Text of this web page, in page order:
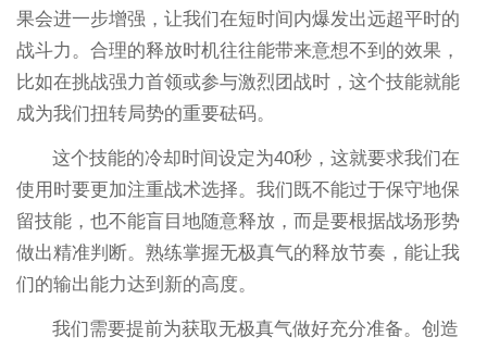
果会进一步增强，让我们在短时间内爆发出远超平时的
战斗力。合理的释放时机往往能带来意想不到的效果，
比如在挑战强力首领或参与激烈团战时，这个技能就能
成为我们扭转局势的重要砝码。
这个技能的冷却时间设定为40秒，这就要求我们在
使用时要更加注重战术选择。我们既不能过于保守地保
留技能，也不能盲目地随意释放，而是要根据战场形势
做出精准判断。熟练掌握无极真气的释放节奏，能让我
们的输出能力达到新的高度。
我们需要提前为获取无极真气做好充分准备。创造